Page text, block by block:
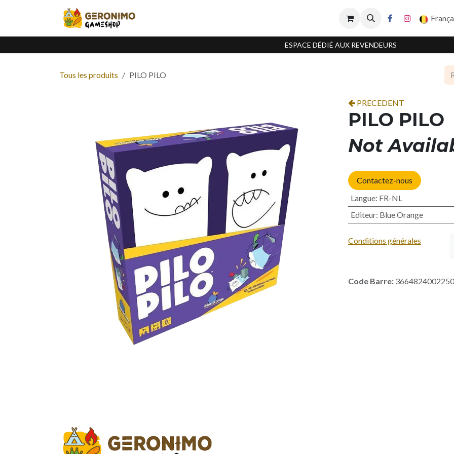
ESPACE DÉDIÉ AUX REVENDEURS
Tous les produits PILO PILO
PRECEDENT
PILO PILO
Not
Contactez-nous
Langue: FR-NL
Editeur: Blue Orange
Conditions générales
Code Barre: 3664824002250